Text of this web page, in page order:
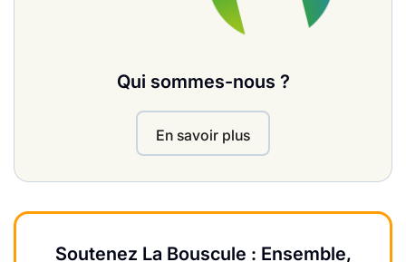
Qui sommes-nous ?
En savoir plus
Soutenez La Bouscule : Ensemble,